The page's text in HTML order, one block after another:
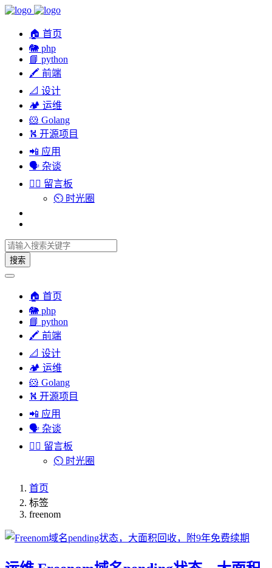
🏠 首页
🐘 php
📘 python
🖍 前端
📐 设计
🏕︎ 运维
🐹 Golang
⛕ 开源项目
📲 应用
🗣︎ 杂谈
✍🏻 留言板
⏲️ 时光圈
搜索
🏠 首页
🐘 php
📘 python
🖍 前端
📐 设计
🏕︎ 运维
🐹 Golang
⛕ 开源项目
📲 应用
🗣︎ 杂谈
✍🏻 留言板
⏲️ 时光圈
首页
标签
freenom